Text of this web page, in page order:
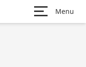
Menu